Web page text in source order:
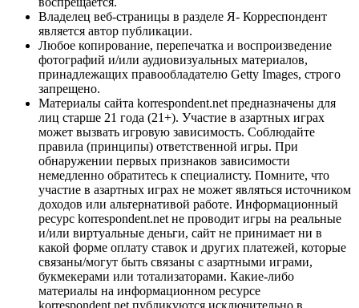
Владелец веб-страницы в разделе Я- Корреспондент
является автор публикации.
Любое копирование, перепечатка и воспроизведение
фотографий и/или аудиовизуальных материалов,
принадлежащих правообладателю Getty Images, строго
запрещено.
Материалы сайта korrespondent.net предназначены для
лиц старше 21 года (21+). Участие в азартных играх
может вызвать игровую зависимость. Соблюдайте
правила (принципы) ответственной игры. При
обнаружении первых признаков зависимости
немедленно обратитесь к специалисту. Помните, что
участие в азартных играх не может являться источником
доходов или альтернативой работе. Информационный
ресурс korrespondent.net не проводит игры на реальные
и/или виртуальные деньги, сайт не принимает ни в
какой форме оплату ставок и других платежей, которые
связаны/могут быть связаны с азартными играми,
букмекерами или тотализаторами. Какие-либо
материалы на информационном ресурсе
korrespondent.net публикуются исключительно в